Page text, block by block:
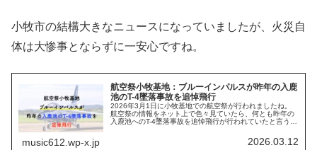
小牧市の結構大きなニュースになっていましたが、火災自
体は大惨事とならずに一安心ですね。
航空祭小牧基地：ブルーインパルスが昨年の入鹿
池のT-4墜落事故を追悼飛行
2026年3月1日に小牧基地での航空祭が行われましたね。
航空祭の情報をネット上で色々見ていたら、何とも昨年の
入鹿池へのT-4墜落事故を追悼飛行が行われていたと言う、
music612.wp-x.jp 2026.03.12